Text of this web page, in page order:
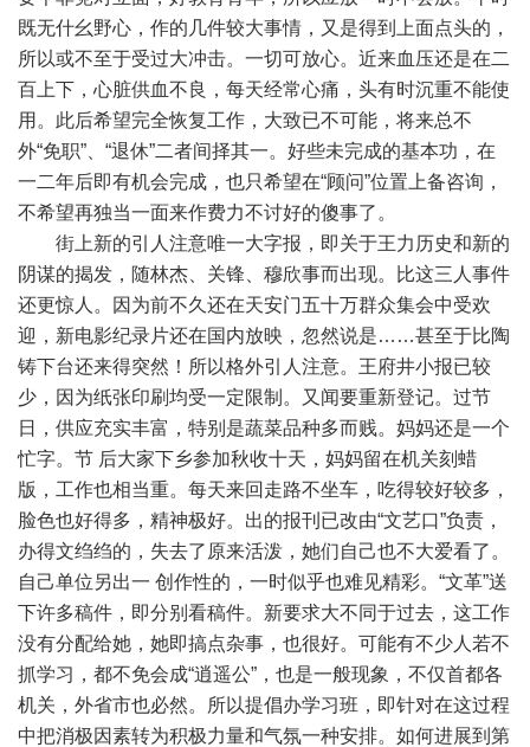
既无什幺野心，作的几件较大事情，又是得到上面点头的，
所以或不至于受过大冲击。一切可放心。近来血压还是在二
百上下，心脏供血不良，每天经常心痛，头有时沉重不能使
用。此后希望完全恢复工作，大致已不可能，将来总不
外“免职”、“退休”二者间择其一。好些未完成的基本功，在
一二年后即有机会完成，也只希望在“顾问”位置上备咨询，
不希望再独当一面来作费力不讨好的傻事了。
街上新的引人注意唯一大字报，即关于王力历史和新的
阴谋的揭发，随林杰、关锋、穆欣事而出现。比这三人事件
还更惊人。因为前不久还在天安门五十万群众集会中受欢
迎，新电影纪录片还在国内放映，忽然说是……甚至于比陶
铸下台还来得突然！所以格外引人注意。王府井小报已较
少，因为纸张印刷均受一定限制。又闻要重新登记。过节
日，供应充实丰富，特别是蔬菜品种多而贱。妈妈还是一个
忙字。节 后大家下乡参加秋收十天，妈妈留在机关刻蜡
版，工作也相当重。每天来回走路不坐车，吃得较好较多，
脸色也好得多，精神极好。出的报刊已改由“文艺口”负责，
办得文绉绉的，失去了原来活泼，她们自己也不大爱看了。
自己单位另出一 创作性的，一时似乎也难见精彩。“文革”送
下许多稿件，即分别看稿件。新要求大不同于过去，这工作
没有分配给她，她即搞点杂事，也很好。可能有不少人若不
抓学习，都不免会成“逍遥公”，也是一般现象，不仅首都各
机关，外省市也必然。所以提倡办学习班，即针对在这过程
中把消极因素转为积极力量和气氛一种安排。如何进展到第